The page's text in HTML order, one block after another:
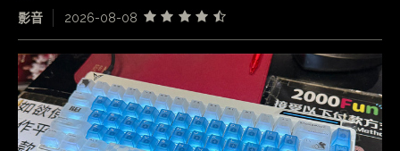
影音 2026-08-08